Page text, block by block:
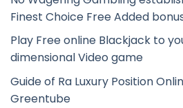
Finest Choice Free Added
Play Free online Blackjack to
dimensional Video game
Guide of Ra Luxury Position
Greentube